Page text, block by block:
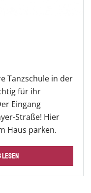
Tanzschule in der
für ihr
Eingang
Straße! Hier
Haus parken.
LESEN